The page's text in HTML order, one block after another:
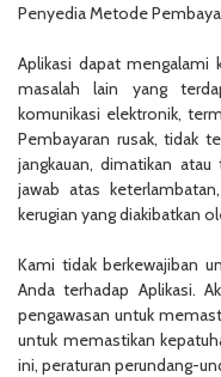
Penyedia Metode
Aplikasi dapat mengalami
masalah lain yang
komunikasi elektronik,
Pembayaran rusak, tidak
jangkauan, dimatikan
jawab atas
kerugian yang diakibatkan
Kami tidak berkewajiban
Anda terhadap Aplikasi.
pengawasan untuk
untuk memastikan
ini, peraturan perundang-